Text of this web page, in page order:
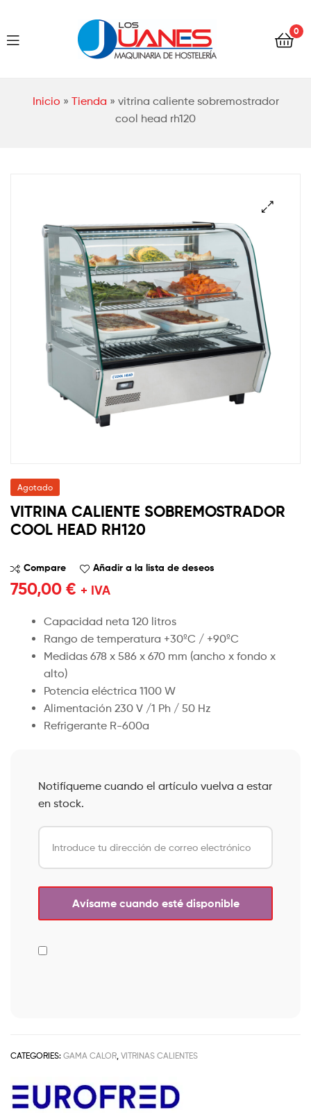
Los
0
Inicio » Tienda » vitrina caliente sobremostrador
cool head rh120
Los
Agotado
VITRINA CALIENTE SOBREMOSTRADOR
COOL HEAD RH120
Compare Añadir a la lista de deseos
750,00 € + IVA
Capacidad neta 120 litros
Rango de temperatura +30ºC / +90ºC
Medidas 678 x 586 x 670 mm (ancho x fondo x
alto)
Potencia eléctrica 1100 W
Alimentación 230 V /1 Ph / 50 Hz
Refrigerante R-600a
Notifíqueme cuando el artículo vuelva a estar
en stock.
CATEGORIES: GAMA CALOR VITRINAS CALIENTES